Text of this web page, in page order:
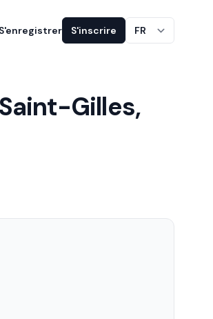
S'enregistrer S'inscrire FR
Gilles,